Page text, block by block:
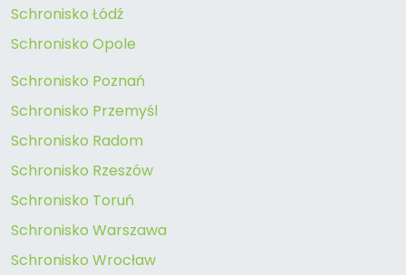
Schronisko Łódź
Schronisko Opole
Schronisko Poznań
Schronisko Przemyśl
Schronisko Radom
Schronisko Rzeszów
Schronisko Toruń
Schronisko Warszawa
Schronisko Wrocław